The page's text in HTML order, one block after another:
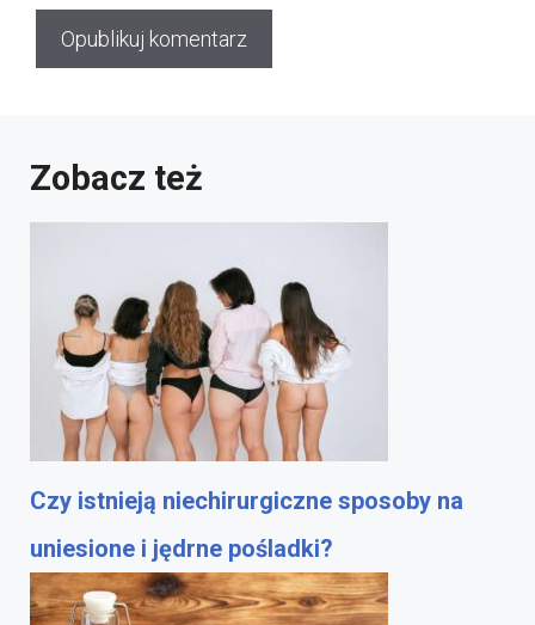
Zobacz też
Czy istnieją niechirurgiczne sposoby na
uniesione i jędrne pośladki?